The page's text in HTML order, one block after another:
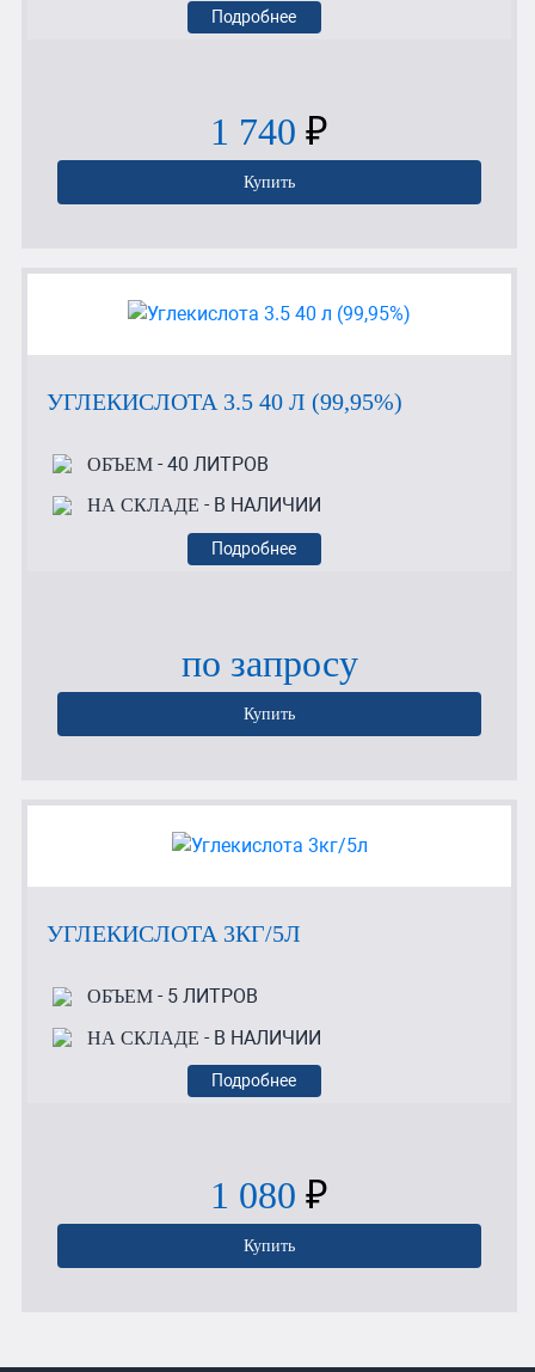
Подробнее
1 740 ₽
Купить
УГЛЕКИСЛОТА 3.5 40 Л (99,95%)
ОБЪЕМ- 40 ЛИТРОВ
НА СКЛАДЕ - В НАЛИЧИИ
Подробнее
по запросу
Купить
УГЛЕКИСЛОТА 3КГ/5Л
ОБЪЕМ- 5 ЛИТРОВ
НА СКЛАДЕ - В НАЛИЧИИ
Подробнее
1 080 ₽
Купить